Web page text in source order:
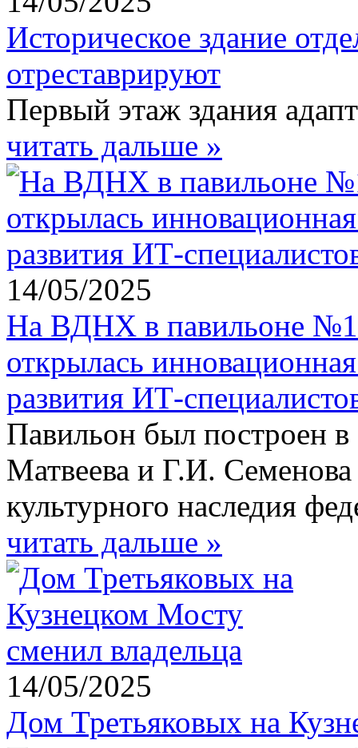
Историческое здание
отреставрируют
Первый этаж здания
читать дальше »
14/05/2025
На ВДНХ в павильоне
открылась
развития ИТ-
Павильон был построен
Матвеева и Г.И. Семенова
культурного наследия
читать дальше »
14/05/2025
Дом Третьяковых на